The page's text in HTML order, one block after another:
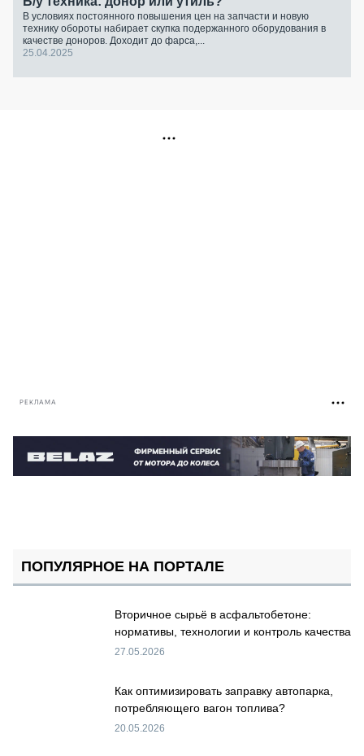
В условиях постоянного повышения цен на запчасти и новую
технику обороты набирает скупка подержанного оборудования в
качестве доноров. Доходит до фарса,...
25.04.2025
РЕКЛАМА
ПОПУЛЯРНОЕ НА ПОРТАЛЕ
Вторичное сырьё в асфальтобетоне:
нормативы, технологии и контроль качества
27.05.2026
Как оптимизировать заправку автопарка,
потребляющего вагон топлива?
20.05.2026